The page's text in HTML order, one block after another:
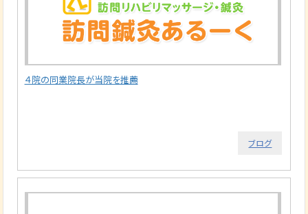
４院の同業院長が当院を推薦
ブログ